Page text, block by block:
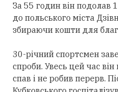
За 55 годин він подолав
до польського міста
збираючи кошти для
30-річний спортсмен
спроби. Увесь цей час
спав і не робив перерв.